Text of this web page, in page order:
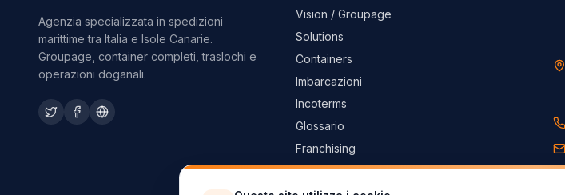
Agenzia specializzata in spedizioni
marittime tra Italia e Isole Canarie.
Groupage, container completi, traslochi e
operazioni doganali.
Vision / Groupage
Solutions
Containers
Imbarcazioni
Incoterms
Glossario
Franchising